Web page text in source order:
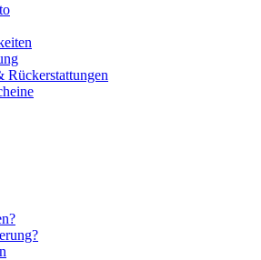
Rückerstattungen